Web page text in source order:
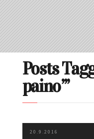
Posts
paino”’
20.9.2016